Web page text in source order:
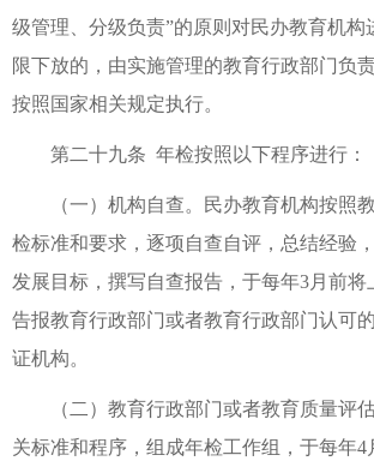
级管理、分级负责”的原则对民办教育机构
限下放的，由实施管理的教育行政部门负
按照国家相关规定执行。
第二十九条 年检按照以下程序进行：
（一）机构自查。民办教育机构按照
检标准和要求，逐项自查自评，总结经验
发展目标，撰写自查报告，于每年3月前将
告报教育行政部门或者教育行政部门认可
证机构。
（二）教育行政部门或者教育质量评估
关标准和程序，组成年检工作组，于每年4